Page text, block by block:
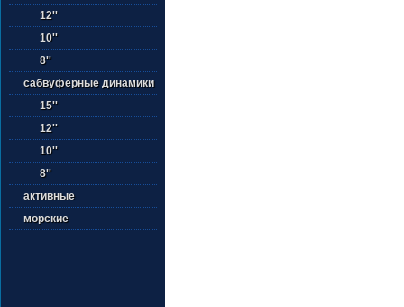
12''
10''
8''
сабвуферные динамики
15''
12''
10''
8''
активные
морские